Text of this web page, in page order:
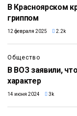
В Красноярском
гриппом
12 февраля 2025 2.2k
Общество
В ВОЗ заявили,
характер
14 июня 2024 3k